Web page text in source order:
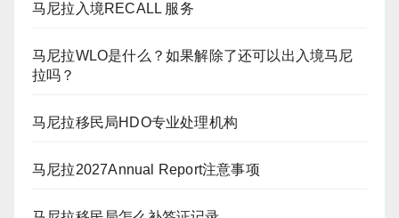
马尼拉入境RECALL 服务
马尼拉WLO是什么？如果解除了还可以出入境马尼
拉吗？
马尼拉移民局HDO专业处理机构
马尼拉2027Annual Report注意事项